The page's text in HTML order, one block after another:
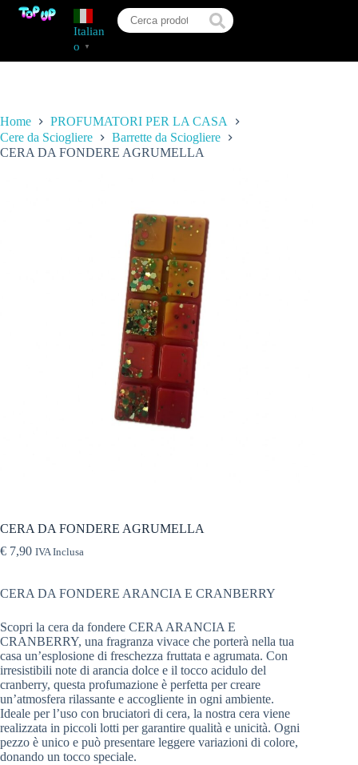
Italian
o
▼
Home
PROFUMATORI PER LA CASA
Cere da Sciogliere
Barrette da Sciogliere
CERA DA FONDERE AGRUMELLA
CERA DA FONDERE AGRUMELLA
€ 7,90 IVA Inclusa
CERA DA FONDERE ARANCIA E CRANBERRY
Scopri la cera da fondere CERA ARANCIA E
CRANBERRY, una fragranza vivace che porterà nella tua
casa un’esplosione di freschezza fruttata e agrumata. Con
irresistibili note di arancia dolce e il tocco acidulo del
cranberry, questa profumazione è perfetta per creare
un’atmosfera rilassante e accogliente in ogni ambiente.
Ideale per l’uso con bruciatori di cera, la nostra cera viene
realizzata in piccoli lotti per garantire qualità e unicità. Ogni
pezzo è unico e può presentare leggere variazioni di colore,
donando un tocco speciale.